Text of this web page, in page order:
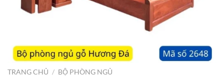
TRANG CHỦ / BỘ PHÒNG NGỦ